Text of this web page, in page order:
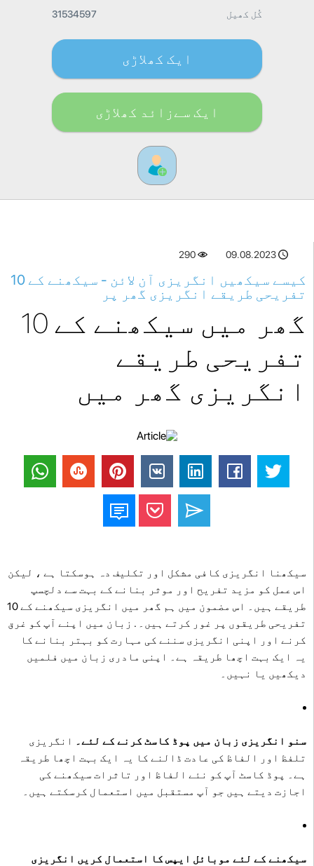
کُل کھیل 31534597
ایک کھلاڑی
ایک سےزائد کھلاڑی
09.08.2023
290
کیسے سیکھیں انگریزی آن لائن - سیکھنے کے 10
تفریحی طریقے انگریزی گھر پر
گھر میں سیکھنے کے 10
تفریحی طریقے
انگریزی گھر میں
سیکھنا انگریزی کافی مشکل اور تکلیف دہ ہوسکتا ہے ، لیکن
اس عمل کو مزید تفریح ​​اور موثر بنانے کے بہت سے دلچسپ
طریقے ہیں۔ اس مضمون میں ہم گھر میں انگریزی سیکھنے کے 10
تفریحی طریقوں پر غور کرتے ہیں۔ . زبان میں اپنے آپ کو غرق
کرنے اور اپنی انگریزی سننے کی مہارت کو بہتر بنانے کا
یہ ایک بہت اچھا طریقہ ہے۔ اپنی مادری زبان میں فلمیں
دیکھیں یا نہیں۔
سنو انگریزی زبان میں پوڈ کاسٹ کرنے کے لئے۔
انگریزی
تلفظ اور الفاظ کی عادت ڈالنے کا یہ ایک بہت اچھا طریقہ
ہے۔ پوڈ کاسٹ آپ کو نئے الفاظ اور تاثرات سیکھنے کی
اجازت دیتے ہیں جو آپ مستقبل میں استعمال کرسکتے ہیں۔
سیکھنے کے لئے موبائل ایپس کا استعمال کریں انگریزی